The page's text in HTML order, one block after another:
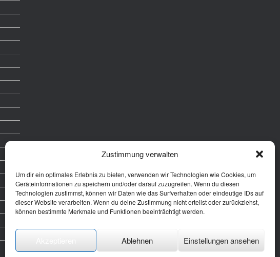
Zustimmung verwalten
Um dir ein optimales Erlebnis zu bieten, verwenden wir Technologien wie Cookies, um
Geräteinformationen zu speichern und/oder darauf zuzugreifen. Wenn du diesen
Technologien zustimmst, können wir Daten wie das Surfverhalten oder eindeutige IDs auf
dieser Website verarbeiten. Wenn du deine Zustimmung nicht erteilst oder zurückziehst,
können bestimmte Merkmale und Funktionen beeinträchtigt werden.
Ablehnen Einstellungen ansehen